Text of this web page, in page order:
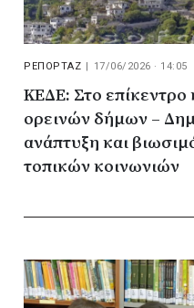
ΡΕΠΟΡΤΑΖ | 17/06/2026 · 14:05
ΚΕΔΕ: Στο επίκεντρο
ορεινών δήμων –
ανάπτυξη και
τοπικών κοινωνιών